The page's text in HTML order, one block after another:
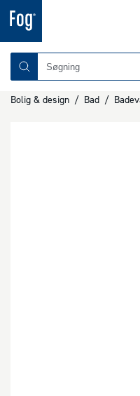
Bolig & design / Bad /